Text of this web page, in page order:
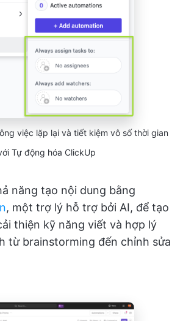
việc lặp lại và tiết kiệm vô số thời gian
Tự động hóa ClickUp
năng tạo nội dung bằng
, một trợ lý hỗ trợ bởi AI, để tạo
thiện kỹ năng viết và hợp lý
từ brainstorming đến chỉnh sửa